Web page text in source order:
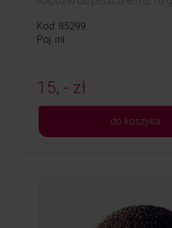
Kod: 85299
Poj: ml
15, - zł
do koszyka